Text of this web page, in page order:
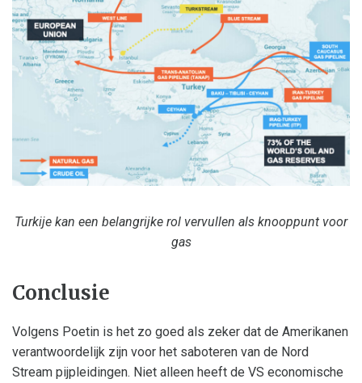
Turkije kan een belangrijke rol vervullen als knooppunt voor
gas
Conclusie
Volgens Poetin is het zo goed als zeker dat de Amerikanen
verantwoordelijk zijn voor het saboteren van de Nord
Stream pijpleidingen. Niet alleen heeft de VS economische